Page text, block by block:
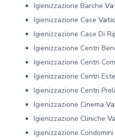
Igienizzazione Barche
Igienizzazione Case
Igienizzazione Case Di
Igienizzazione Centri
Igienizzazione Centri
Igienizzazione Centri
Igienizzazione Centri
Igienizzazione Cinema
Igienizzazione Cliniche
Igienizzazione Condomini